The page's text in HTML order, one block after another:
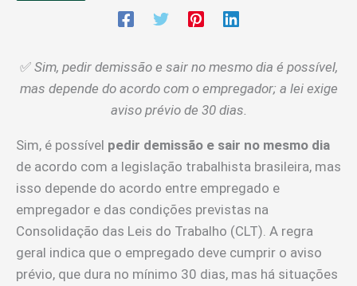
✅ Sim, pedir demissão e sair no mesmo dia é possível,
mas depende do acordo com o empregador; a lei exige
aviso prévio de 30 dias.
Sim, é possível pedir demissão e sair no mesmo dia
de acordo com a legislação trabalhista brasileira, mas
isso depende do acordo entre empregado e
empregador e das condições previstas na
Consolidação das Leis do Trabalho (CLT). A regra
geral indica que o empregado deve cumprir o aviso
prévio, que dura no mínimo 30 dias, mas há situações